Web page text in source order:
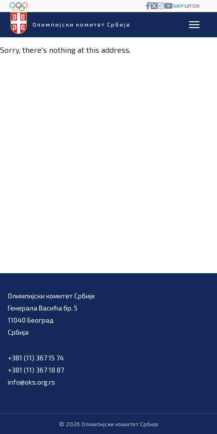
Олимпијски комитет Србије
ЋИР|LAT|EN
Sorry, there's nothing at this address.
Олимпијски комитет Србије
Генерала Васића бр. 5
11040 Београд
Србија
+381 (11) 367 15 74
+381 (11) 367 18 87
info@oks.org.rs
© 2026 Олимпијски комитет Србије